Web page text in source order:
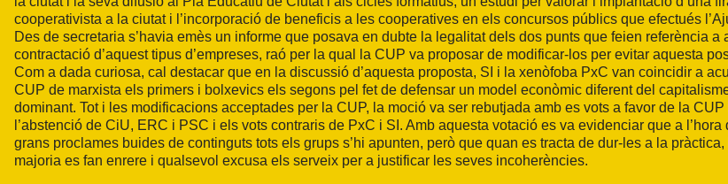
cooperativista a la ciutat i l’incorporació de beneficis a les cooperatives en els concursos públics que efectués
Des de secretaria s’havia emès un informe que posava en dubte la legalitat dels dos punts que feien referència a
contractació d’aquest tipus d’empreses, raó per la qual la CUP va proposar de modificar-los per evitar aquesta
Com a dada curiosa, cal destacar que en la discussió d’aquesta proposta, SI i la xenòfoba PxC van coincidir a
CUP de marxista els primers i bolxevics els segons pel fet de defensar un model econòmic diferent del
dominant. Tot i les modificacions acceptades per la CUP, la moció va ser rebutjada amb es vots a favor de la CUP
l’abstenció de CiU, ERC i PSC i els vots contraris de PxC i SI. Amb aquesta votació es va evidenciar que a l’hora
grans proclames buides de continguts tots els grups s’hi apunten, però que quan es tracta de dur-les a la pràctica,
majoria es fan enrere i qualsevol excusa els serveix per a justificar les seves incoherències.